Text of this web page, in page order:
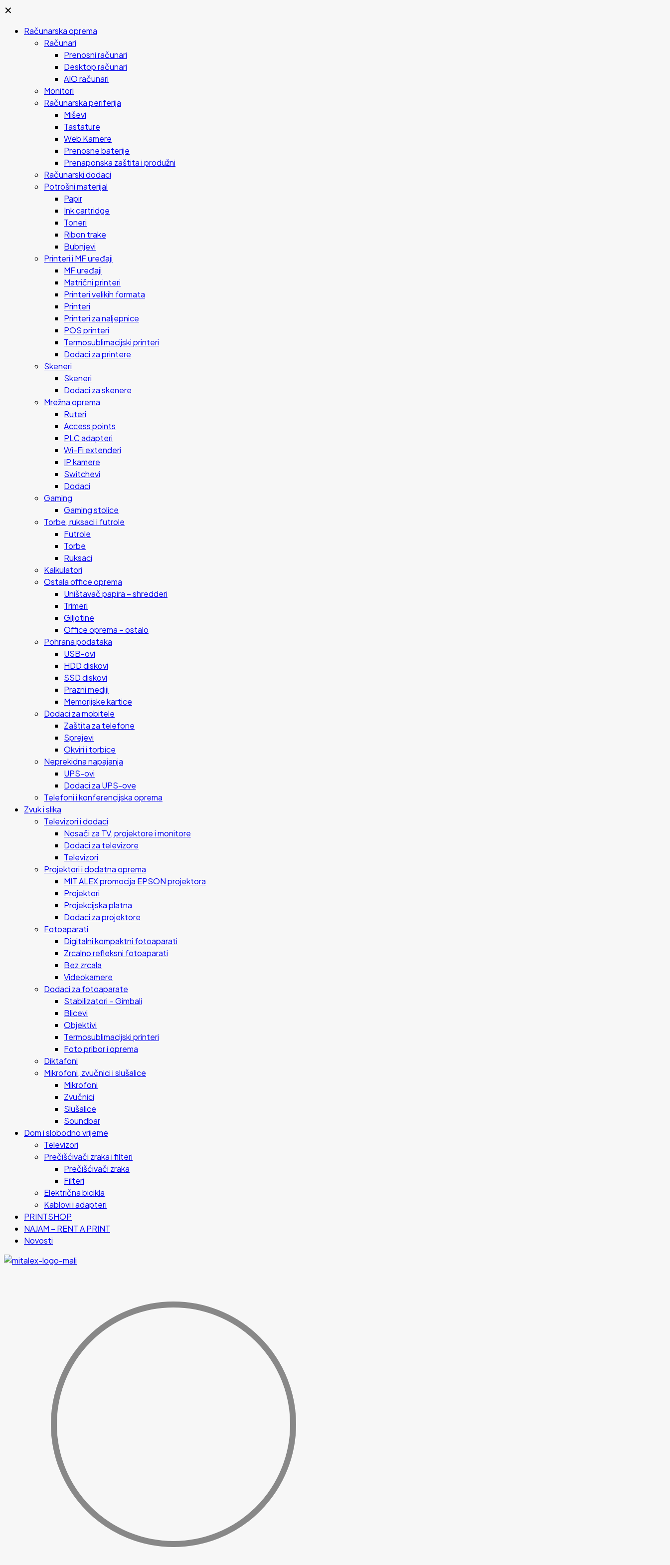
✕
Računarska oprema
Računari
Prenosni računari
Desktop računari
AIO računari
Monitori
Računarska periferija
Miševi
Tastature
Web Kamere
Prenosne baterije
Prenaponska zaštita i produžni
Računarski dodaci
Potrošni materijal
Papir
Ink cartridge
Toneri
Ribon trake
Bubnjevi
Printeri i MF uređaji
MF uređaji
Matrični printeri
Printeri velikih formata
Printeri
Printeri za naljepnice
POS printeri
Termosublimacijski printeri
Dodaci za printere
Skeneri
Skeneri
Dodaci za skenere
Mrežna oprema
Ruteri
Access points
PLC adapteri
Wi-Fi extenderi
IP kamere
Switchevi
Dodaci
Gaming
Gaming stolice
Torbe, ruksaci i futrole
Futrole
Torbe
Ruksaci
Kalkulatori
Ostala office oprema
Uništavač papira – shredderi
Trimeri
Giljotine
Office oprema – ostalo
Pohrana podataka
USB-ovi
HDD diskovi
SSD diskovi
Prazni mediji
Memorijske kartice
Dodaci za mobitele
Zaštita za telefone
Sprejevi
Okviri i torbice
Neprekidna napajanja
UPS-ovi
Dodaci za UPS-ove
Telefoni i konferencijska oprema
Zvuk i slika
Televizori i dodaci
Nosači za TV, projektore i monitore
Dodaci za televizore
Televizori
Projektori i dodatna oprema
MIT ALEX promocija EPSON projektora
Projektori
Projekcijska platna
Dodaci za projektore
Fotoaparati
Digitalni kompaktni fotoaparati
Zrcalno refleksni fotoaparati
Bez zrcala
Videokamere
Dodaci za fotoaparate
Stabilizatori – Gimbali
Blicevi
Objektivi
Termosublimacijski printeri
Foto pribor i oprema
Diktafoni
Mikrofoni, zvučnici i slušalice
Mikrofoni
Zvučnici
Slušalice
Soundbar
Dom i slobodno vrijeme
Televizori
Prečišćivači zraka i filteri
Prečišćivači zraka
Filteri
Električna bicikla
Kablovi i adapteri
PRINTSHOP
NAJAM – RENT A PRINT
Novosti